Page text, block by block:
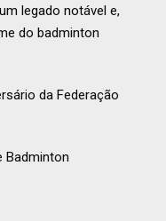
legado notável e,
do badminton
da Federação
Badminton